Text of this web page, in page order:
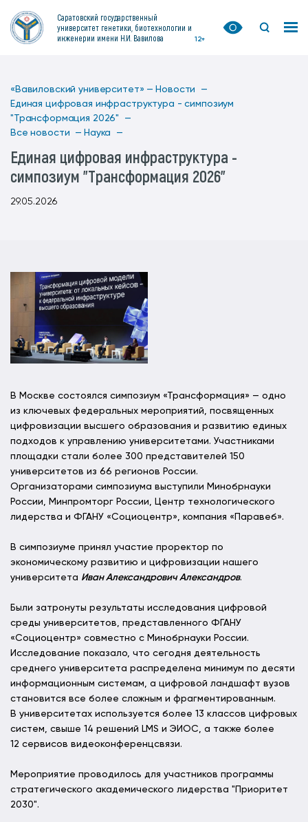
Саратовский государственный
университет генетики, биотехнологии и
инженерии имени Н.И. Вавилова
12+
«Вавиловский университет» — Новости —
Единая цифровая инфраструктура - симпозиум
"Трансформация 2026" —
Все новости — Наука —
Единая цифровая инфраструктура -
симпозиум "Трансформация 2026"
29.05.2026
В Москве состоялся симпозиум «Трансформация» — одно
из ключевых федеральных мероприятий, посвященных
цифровизации высшего образования и развитию единых
подходов к управлению университетами. Участниками
площадки стали более 300 представителей 150
университетов из 66 регионов России.
Организаторами симпозиума выступили Минобрнауки
России, Минпромторг России, Центр технологического
лидерства и ФГАНУ «Социоцентр», компания «Паравеб».
В симпозиуме принял участие проректор по
экономическому развитию и цифровизации нашего
университета Иван Александрович Александров.
Были затронуты результаты исследования цифровой
среды университетов, представленного ФГАНУ
«Социоцентр» совместно с Минобрнауки России.
Исследование показало, что сегодня деятельность
среднего университета распределена минимум по десяти
информационным системам, а цифровой ландшафт вузов
становится все более сложным и фрагментированным.
В университетах используется более 13 классов цифровых
систем, свыше 14 решений LMS и ЭИОС, а также более
12 сервисов видеоконференцсвязи.
Мероприятие проводилось для участников программы
стратегического академического лидерства "Приоритет
2030".